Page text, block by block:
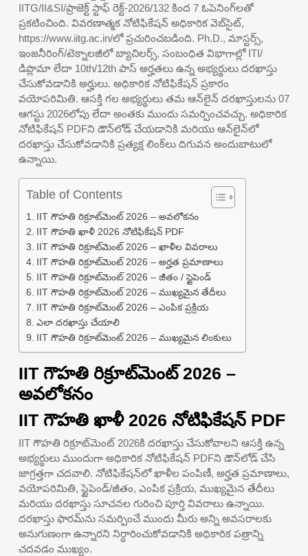
IITG/II&SI/ప్రాజెక్ట్ స్టాఫ్ రెక్ట్-2026/132 కింద 7 ఓపెనింగ్‌లతో
ప్రకటించింది. వివరణాత్మక నోటిఫికేషన్ అధికారిక వెబ్‌సైట్,
https://www.iitg.ac.in/లో ప్రచురించబడింది. Ph.D., మాస్టర్స్,
ఇంజనీరింగ్/టెక్నాలజీలో బ్యాచిలర్స్, సంబంధిత విభాగాల్లో ITI/
డిప్లొమా లేదా 10th/12th పాస్ అర్హతలు ఉన్న అభ్యర్థులు దరఖాస్తు
చేసుకోవడానికి అర్హులు. అధికారిక నోటిఫికేషన్ ప్రకారం
వయోపరిమితి. ఆసక్తి గల అభ్యర్థులు తమ ఆన్‌లైన్ దరఖాస్తులను 07
ఆగస్టు 2026లోపు లేదా అంతకు ముందు సమర్పించవచ్చు. అధికారిక
నోటిఫికేషన్ PDFని డౌన్‌లోడ్ చేయడానికి మరియు ఆన్‌లైన్‌లో
దరఖాస్తు చేసుకోవడానికి ప్రత్యక్ష లింక్‌లు దిగువన అందుబాటులో
ఉన్నాయి.
Table of Contents
IIT గౌహతి రిక్రూట్‌మెంట్ 2026 – అవలోకనం
IIT గౌహతి ఖాళీ 2026 నోటిఫికేషన్ PDF
IIT గౌహతి రిక్రూట్‌మెంట్ 2026 – ఖాళీల వివరాలు
IIT గౌహతి రిక్రూట్‌మెంట్ 2026 – అర్హత ప్రమాణాలు
IIT గౌహతి రిక్రూట్‌మెంట్ 2026 – జీతం / స్టైపెండ్
IIT గౌహతి రిక్రూట్‌మెంట్ 2026 – ముఖ్యమైన తేదీలు
IIT గౌహతి రిక్రూట్‌మెంట్ 2026 – ఎంపిక ప్రక్రియ
ఎలా దరఖాస్తు చేయాలి
IIT గౌహతి రిక్రూట్‌మెంట్ 2026 – ముఖ్యమైన లింకులు
IIT గౌహతి రిక్రూట్‌మెంట్ 2026 –
అవలోకనం
IIT గౌహతి ఖాళీ 2026 నోటిఫికేషన్ PDF
IIT గౌహతి రిక్రూట్‌మెంట్ 2026కి దరఖాస్తు చేసుకోవాలని ఆసక్తి ఉన్న
అభ్యర్థులు ముందుగా అధికారిక నోటిఫికేషన్ PDFని డౌన్‌లోడ్ చేసి
జాగ్రత్తగా చదవాలి. నోటిఫికేషన్‌లో ఖాళీల పంపిణీ, అర్హత ప్రమాణాలు,
వయోపరిమితి, స్టైపెండ్/జీతం, ఎంపిక ప్రక్రియ, ముఖ్యమైన తేదీలు
మరియు దరఖాస్తు సూచనల గురించి పూర్తి వివరాలు ఉన్నాయి.
దరఖాస్తు ఫారమ్‌ను సమర్పించే ముందు మీరు అన్ని అవసరాలకు
అనుగుణంగా ఉన్నారని నిర్ధారించుకోవడానికి అధికారిక పత్రాన్ని
చదవడం ముఖ్యం.